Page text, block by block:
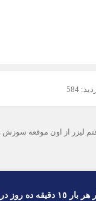
584
پنج روز پیش رفتم لیزر
زنان مراجعه كنيد